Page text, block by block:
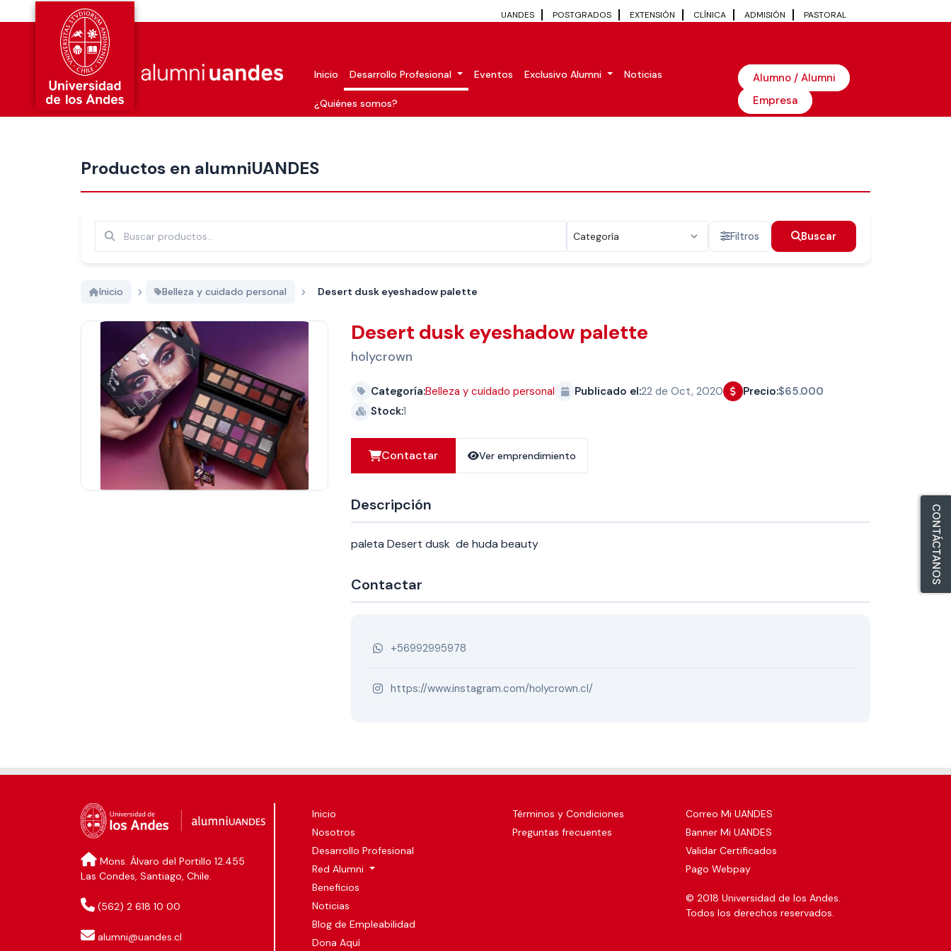
UANDES POSTGRADOS EXTENSIÓN CLÍNICA ADMISIÓN PASTORAL
Inicio Desarrollo Profesional Eventos Exclusivo Alumni Noticias
¿Quiénes somos?
Alumno / Alumni
Empresa
Productos en alumniUANDES
Filtros Buscar
Inicio
Belleza y cuidado personal Desert dusk eyeshadow palette
Desert dusk eyeshadow palette
holycrown
Categoría:Belleza y cuidado personal Publicado el:22 de Oct, 2020 Precio:$65.000
Stock:1
Contactar Ver emprendimiento
Descripción
paleta Desert dusk de huda beauty
Contactar
+56992995978
https://www.instagram.com/holycrown.cl/
Mons. Álvaro del Portillo 12.455
Las Condes, Santiago, Chile.
(562) 2 618 10 00
alumni@uandes.cl
Inicio
Nosotros
Desarrollo Profesional
Red Alumni
Beneficios
Noticias
Blog de Empleabilidad
Dona Aquí
Términos y Condiciones
Preguntas frecuentes
Correo Mi UANDES
Banner Mi UANDES
Validar Certificados
Pago Webpay
© 2018 Universidad de los Andes.
Todos los derechos reservados.
CONTÁCTANOS
Más nuevos